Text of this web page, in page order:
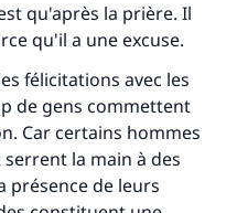
qu'après la prière. Il
qu'il a une excuse.
félicitations avec les
de gens commettent
Car certains hommes
la main à des
présence de leurs